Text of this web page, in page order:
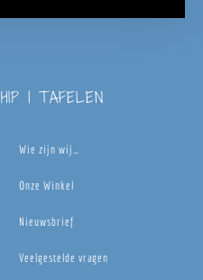
HIP | TAFELEN
Wie zijn wij…
Onze Winkel
Nieuwsbrief
Veelgestelde vragen